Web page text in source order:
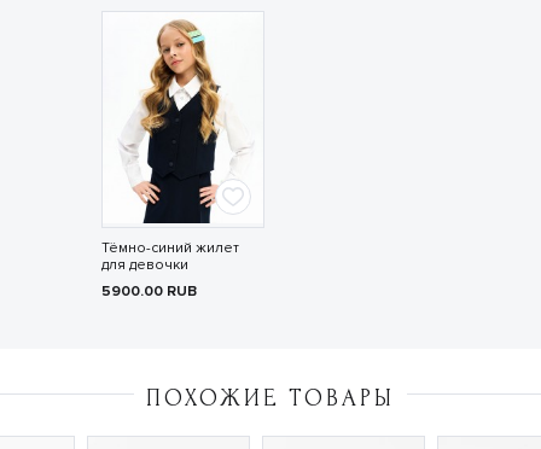
Тёмно-синий жилет
для девочки
5900.00 RUB
ПОХОЖИЕ ТОВАРЫ